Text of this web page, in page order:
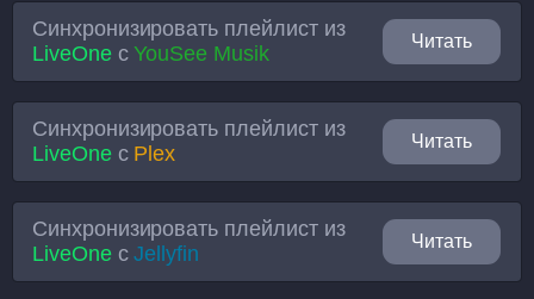
Синхронизировать плейлист из
LiveOneсYouSee Musik
Читать
Синхронизировать плейлист из
LiveOneс Plex
Читать
Синхронизировать плейлист из
LiveOneсJellyfin
Читать